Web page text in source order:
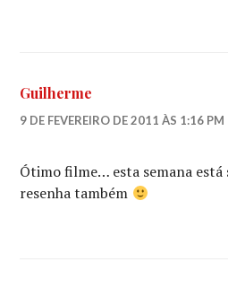
Guilherme
9 DE FEVEREIRO DE 2011 ÀS 1:16 PM
Ótimo filme… esta semana
resenha também